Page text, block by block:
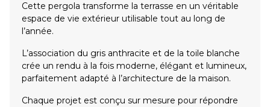
Cette pergola transforme la terrasse en un véritable
espace de vie extérieur utilisable tout au long de
l’année.
L’association du gris anthracite et de la toile blanche
crée un rendu à la fois moderne, élégant et lumineux,
parfaitement adapté à l’architecture de la maison.
Chaque projet est conçu sur mesure pour répondre